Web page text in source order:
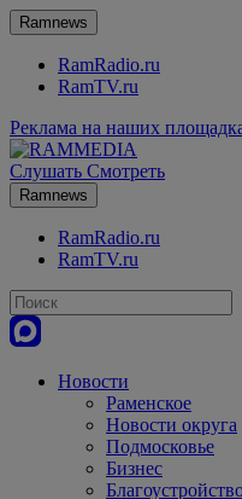
Ramnews
RamRadio.ru
RamTV.ru
Реклама на наших
Слушать Смотреть
Ramnews
RamRadio.ru
RamTV.ru
Новости
Раменское
Новости округа
Подмосковье
Бизнес